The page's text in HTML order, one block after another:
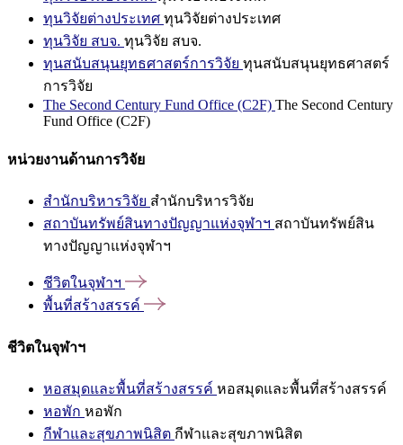
ทุนวิจัยต่างประเทศ ทุนวิจัยต่างประเทศ
ทุนวิจัย สบจ. ทุนวิจัย สบจ.
ทุนสนับสนุนยุทธศาสตร์การวิจัย ทุนสนับสนุนยุทธศาสตร์
การวิจัย
The Second Century Fund Office (C2F) The Second Century
Fund Office (C2F)
หน่วยงานด้านการวิจัย
สำนักบริหารวิจัย สำนักบริหารวิจัย
สถาบันทรัพย์สินทางปัญญาแห่งจุฬาฯ สถาบันทรัพย์สิน
ทางปัญญาแห่งจุฬาฯ
ชีวิตในจุฬาฯ
พื้นที่สร้างสรรค์
ชีวิตในจุฬาฯ
หอสมุดและพื้นที่สร้างสรรค์ หอสมุดและพื้นที่สร้างสรรค์
หอพัก หอพัก
กีฬาและสุขภาพนิสิต กีฬาและสุขภาพนิสิต